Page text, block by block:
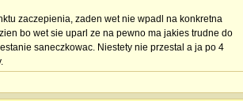
zaczepienia, zaden wet nie wpadl na konkretna
bo wet sie uparl ze na pewno ma jakies trudne do
saneczkowac. Niestety nie przestal a ja po 4